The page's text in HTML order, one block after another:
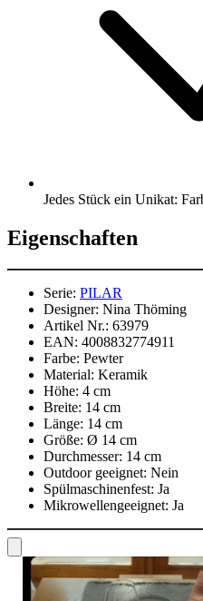
Jedes Stück ein Unikat:
Eigenschaften
Serie: PILAR
Designer: Nina Thöming
Artikel Nr.: 63979
EAN: 4008832774911
Farbe: Pewter
Material: Keramik
Höhe: 4 cm
Breite: 14 cm
Länge: 14 cm
Größe: Ø 14 cm
Durchmesser: 14 cm
Outdoor geeignet: Nein
Spülmaschinenfest: Ja
Mikrowellengeeignet: Ja